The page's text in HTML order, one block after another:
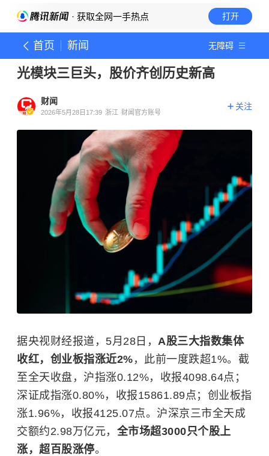
· 获取全网一手热点 打开
首页 新闻 无障碍
光模块三巨头，股价齐创历史新高
财闻
2026年5月28日17:39 浙江 财闻官方账号
关注
据央视财经报道，5月28日， A股三大指数集体
收红，创业板指涨近2% ，此前一度跌超1%。截
至全天收盘，沪指涨0.12%，收报4098.64点；
深证成指涨0.80%，收报15861.89点；创业板指
涨1.96%，收报4125.07点。沪深京三市全天成
交额约2.98万亿元， 全市场超3000只个股上
涨，超百股涨停。